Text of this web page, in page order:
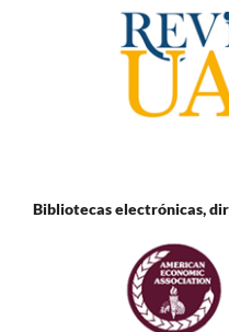
Bibliotecas electrónicas,